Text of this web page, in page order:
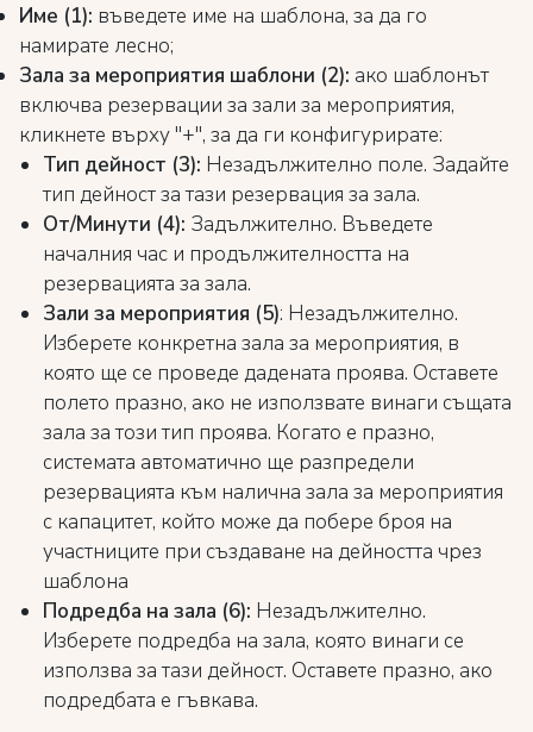
Име (1): въведете име на шаблона, за да го
намирате лесно;
Зала за мероприятия шаблони (2): ако шаблонът
включва резервации за зали за мероприятия,
кликнете върху "+", за да ги конфигурирате:
Тип дейност (3): Незадължително поле. Задайте
тип дейност за тази резервация за зала.
От/Минути (4): Задължително. Въведете
началния час и продължителността на
резервацията за зала.
Зали за мероприятия (5): Незадължително.
Изберете конкретна зала за мероприятия, в
която ще се проведе дадената проява. Оставете
полето празно, ако не използвате винаги същата
зала за този тип проява. Когато е празно,
системата автоматично ще разпредели
резервацията към налична зала за мероприятия
с капацитет, който може да побере броя на
участниците при създаване на дейността чрез
шаблона
Подредба на зала (6): Незадължително.
Изберете подредба на зала, която винаги се
използва за тази дейност. Оставете празно, ако
подредбата е гъвкава.